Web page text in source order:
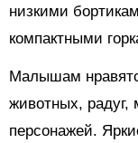
низкими
компактными
Малышам
животных, радуг,
персонажей.